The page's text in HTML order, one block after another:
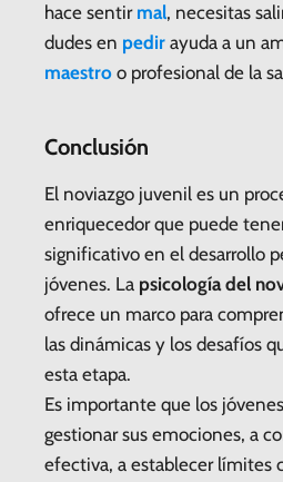
hace sentir mal, necesitas
dudes en pedir ayuda a un
maestro o profesional de la
Conclusión
El noviazgo juvenil es un
enriquecedor que puede
significativo en el desarrollo
jóvenes. La psicología del
ofrece un marco para
las dinámicas y los desafíos
esta etapa.
Es importante que los
gestionar sus emociones, a
efectiva, a establecer límites